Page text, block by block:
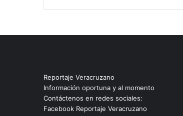
Reportaje Veracruzano
Información oportuna y al momento
Contáctenos en redes sociales:
Facebook Reportaje Veracruzano